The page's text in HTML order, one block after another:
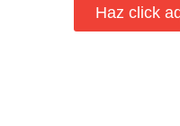
Haz click